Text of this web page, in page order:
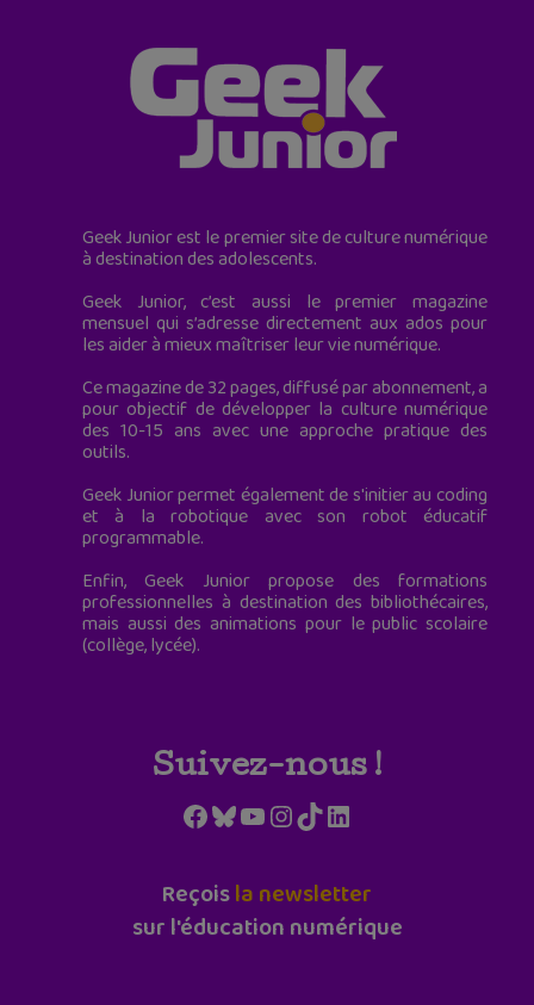
Geek Junior est le premier site de culture numérique
à destination des adolescents.
Geek Junior, c’est aussi le premier magazine
mensuel qui s’adresse directement aux ados pour
les aider à mieux maîtriser leur vie numérique.
Ce magazine de 32 pages, diffusé par abonnement, a
pour objectif de développer la culture numérique
des 10-15 ans avec une approche pratique des
outils.
Geek Junior permet également de s'initier au coding
et à la robotique avec son robot éducatif
programmable.
Enfin, Geek Junior propose des formations
professionnelles à destination des bibliothécaires,
mais aussi des animations pour le public scolaire
(collège, lycée).
Suivez-nous !
Facebook
Bluesky
YouTube
Instagram
TikTokLinkedIn
Reçoisla newsletter
sur l'éducation numérique